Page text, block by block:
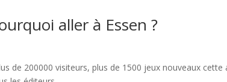
aller à Essen ?
de 200000 visiteurs, plus de 1500 jeux nouveaux